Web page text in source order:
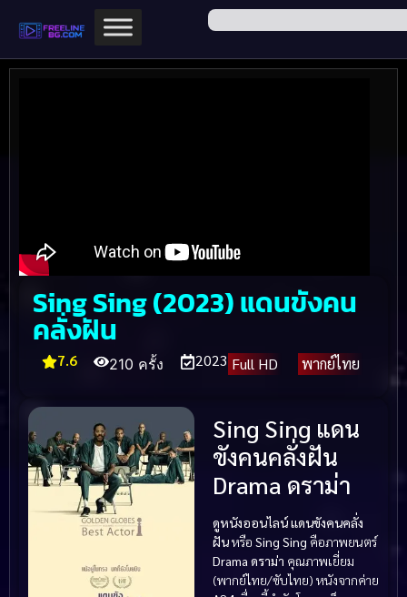
Sing Sing (2023) แดนขังคน
คลั่งฝัน
7.6 210 ครั้ง 2023 Full HD พากย์ไทย
Sing Sing แดน
ขังคนคลั่งฝัน
Drama ดราม่า
ดูหนังออนไลน์ แดนขังคนคลั่ง
ฝันหรือ Sing Sing คือภาพยนตร์
Drama ดราม่า คุณภาพเยี่ยม
(พากย์ไทย/ซับไทย) หนังจากค่าย